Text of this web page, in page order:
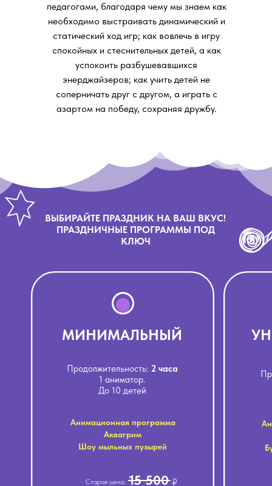
педагогами, благодаря чему мы знаем как
необходимо выстраивать динамический и
статический ход игр; как вовлечь в игру
спокойных и стеснительных детей, а как
успокоить разбушевавшихся
энерджайзеров; как учить детей не
соперничать друг с другом, а играть с
азартом на победу, сохраняя дружбу.
ВЫБИРАЙТЕ ПРАЗДНИК НА ВАШ ВКУС!
ПРАЗДНИЧНЫЕ ПРОГРАММЫ ПОД
КЛЮЧ
15 500 ₽
Старая цена:
Продолжительность: 2 часа
1 аниматор.
До 10 детей
Анимационная программа
Аквагрим
Шоу мыльных пузырей
МИНИМАЛЬНЫЙ